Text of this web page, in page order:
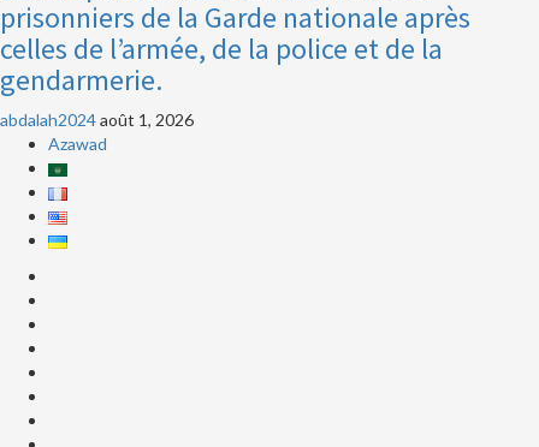
prisonniers de la Garde nationale après
celles de l’armée, de la police et de la
gendarmerie.
abdalah2024août 1, 2026
Azawad